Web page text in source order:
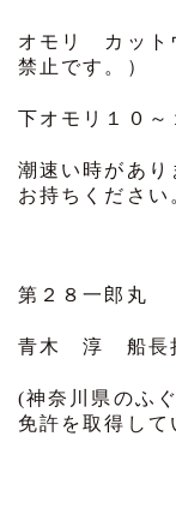
オモリ カット
禁止です。）
下オモリ１０～
潮速い時があり
お持ちください
第２８一郎丸
青木 淳 船長
(神奈川県のふ
免許を取得して